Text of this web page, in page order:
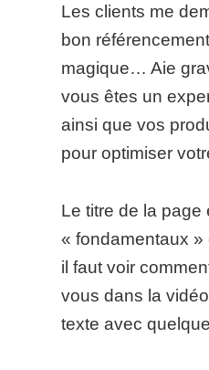
Les clients me
bon
magique… Aie
vous êtes un
ainsi que vos
pour optimiser
Le titre de la
« fondamentaux
il faut voir
vous dans la
texte avec